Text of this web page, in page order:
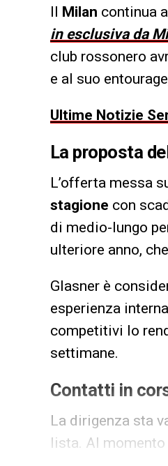
Il Milan continua
in esclusiva da
club rossonero
e al suo
Ultime Notizie
La proposta
L’offerta messa
stagione con
di medio-lungo
ulteriore anno,
Glasner è
esperienza
competitivi lo
settimane.
Contatti in
La dirigenza sta
lista. Al